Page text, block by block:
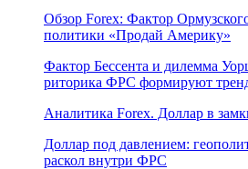
Обзор Forex: Фактор
политики «Продай Америку»
Фактор Бессента и дилемма
риторика ФРС формируют
Аналитика Forex. Доллар в
Доллар под давлением:
раскол внутри ФРС